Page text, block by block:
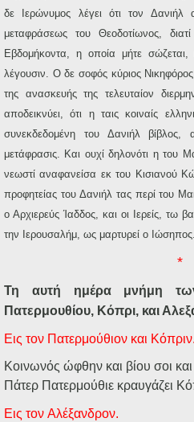
δε Ιερώνυμος λέγει ότι τον
μεταφράσεως του Θεοδοτίωνος,
Εβδομήκοντα, η οποία μήτε
λέγουσιν. Ο δε σοφός κύριος
της ανασκευής της τελευταίον
αποδεικνύει, ότι η ταις κοιναίς
συνεκδεδομένη του Δανιήλ
μετάφρασις. Και ουχί δηλονότι η του
νεωστί αναφανείσα εκ του Κισιανού
προφητείας του Δανιήλ τας περί του
ο Αρχιερεύς Ίαδδος, και οι Ιερείς, τω
την Ιερουσαλήμ, ως μαρτυρεί ο Ιώσηπος.
*
Τη αυτή ημέρα μνήμη
Πατερμουθίου, Κόπρι, και
Εις τον Πατερμούθιον και Κόπριν.
Κοινωνός ώφθην και βίου σοι και
Πάτερ Πατερμούθιε κραυγάζει
Εις τον Αλέξανδρον.